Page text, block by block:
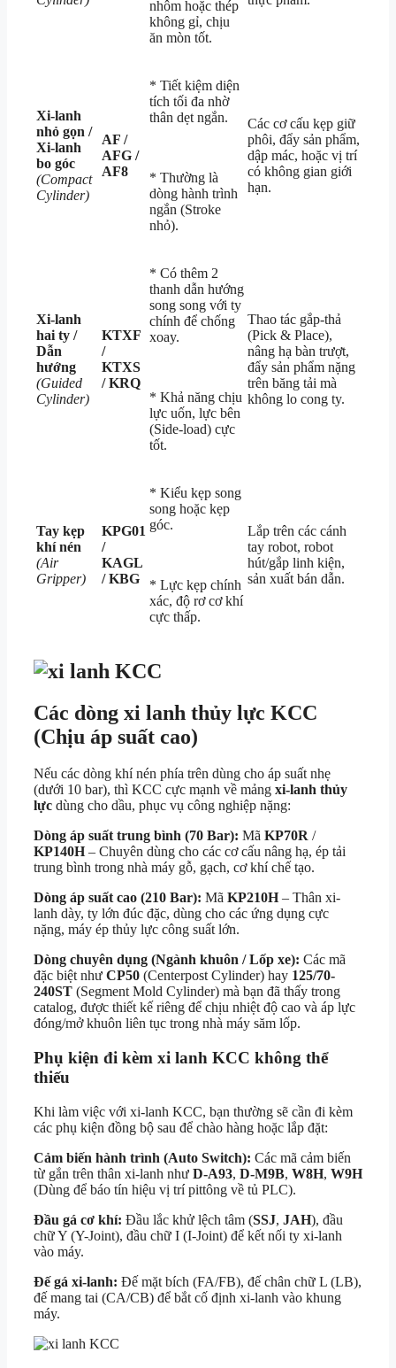
nhôm hoặc thép
không gỉ, chịu
ăn mòn tốt.
Xi-lanh
nhỏ gọn /
Xi-lanh
bo góc
(Compact
Cylinder)
AF /
AFG /
AF8
* Tiết kiệm diện
tích tối đa nhờ
thân dẹt ngắn.
* Thường là
dòng hành trình
ngắn (Stroke
nhỏ).
Các cơ cấu kẹp giữ
phôi, đẩy sản phẩm,
dập mác, hoặc vị trí
có không gian giới
hạn.
Xi-lanh
hai ty /
Dẫn
hướng
(Guided
Cylinder)
KTXF
/
KTXS
/ KRQ
* Có thêm 2
thanh dẫn hướng
song song với ty
chính để chống
xoay.
* Khả năng chịu
lực uốn, lực bên
(Side-load) cực
tốt.
Thao tác gắp-thả
(Pick & Place),
nâng hạ bàn trượt,
đẩy sản phẩm nặng
trên băng tải mà
không lo cong ty.
Tay kẹp
khí nén
(Air
Gripper)
KPG01
/
KAGL
/ KBG
* Kiểu kẹp song
song hoặc kẹp
góc.
* Lực kẹp chính
xác, độ rơ cơ khí
cực thấp.
Lắp trên các cánh
tay robot, robot
hút/gắp linh kiện,
sản xuất bán dẫn.
Các dòng xi lanh thủy lực KCC
(Chịu áp suất cao)
Nếu các dòng khí nén phía trên dùng cho áp suất nhẹ
(dưới 10 bar), thì KCC cực mạnh về mảng xi-lanh thủy
lực dùng cho dầu, phục vụ công nghiệp nặng:
Dòng áp suất trung bình (70 Bar): Mã KP70R /
KP140H– Chuyên dùng cho các cơ cấu nâng hạ, ép tải
trung bình trong nhà máy gỗ, gạch, cơ khí chế tạo.
Dòng áp suất cao (210 Bar): Mã KP210H– Thân xi-
lanh dày, ty lớn đúc đặc, dùng cho các ứng dụng cực
nặng, máy ép thủy lực công suất lớn.
Dòng chuyên dụng (Ngành khuôn / Lốp xe): Các mã
đặc biệt như CP50 (Centerpost Cylinder) hay 125/70-
240ST (Segment Mold Cylinder) mà bạn đã thấy trong
catalog, được thiết kế riêng để chịu nhiệt độ cao và áp lực
đóng/mở khuôn liên tục trong nhà máy săm lốp.
Phụ kiện đi kèm xi lanh KCC không thể
thiếu
Khi làm việc với xi-lanh KCC, bạn thường sẽ cần đi kèm
các phụ kiện đồng bộ sau để chào hàng hoặc lắp đặt:
Cảm biến hành trình (Auto Switch): Các mã cảm biến
từ gắn trên thân xi-lanh như D-A93, D-M9B, W8H, W9H
(Dùng để báo tín hiệu vị trí pittông về tủ PLC).
Đầu gá cơ khí: Đầu lắc khử lệch tâm (SSJ, JAH), đầu
chữ Y (Y-Joint), đầu chữ I (I-Joint) để kết nối ty xi-lanh
vào máy.
Đế gá xi-lanh: Đế mặt bích (FA/FB), đế chân chữ L (LB),
đế mang tai (CA/CB) để bắt cố định xi-lanh vào khung
máy.